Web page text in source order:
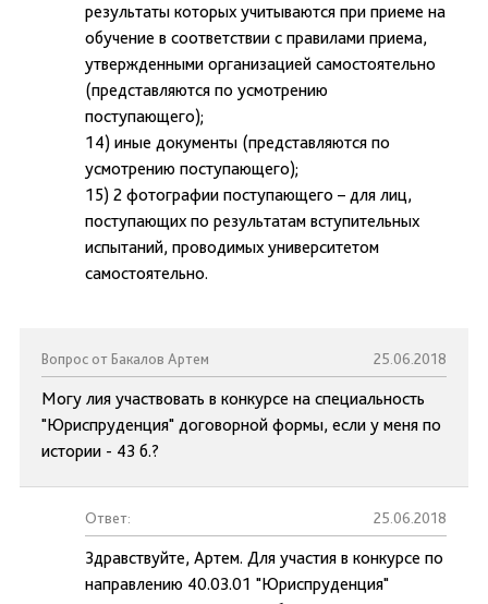
результаты которых учитываются при приеме на
обучение в соответствии с правилами приема,
утвержденными организацией самостоятельно
(представляются по усмотрению
поступающего);
14) иные документы (представляются по
усмотрению поступающего);
15) 2 фотографии поступающего – для лиц,
поступающих по результатам вступительных
испытаний, проводимых университетом
самостоятельно.
Вопрос от Бакалов Артем 25.06.2018
Могу лия участвовать в конкурсе на специальность
"Юриспруденция" договорной формы, если у меня по
истории - 43 б.?
Ответ: 25.06.2018
Здравствуйте, Артем. Для участия в конкурсе по
направлению 40.03.01 "Юриспруденция"